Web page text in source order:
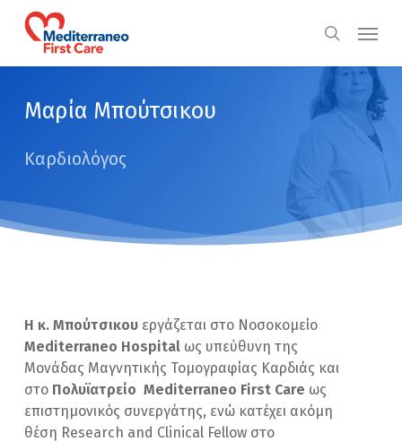
search
Menu
Μαρία Μπούτσικου
Καρδιολόγος
Η κ. Μπούτσικου εργάζεται στο Νοσοκομείο
Mediterraneο Hospital ως υπεύθυνη της
Μονάδας Μαγνητικής Τομογραφίας Καρδιάς και
στο ΠολυϊατρείοMediterraneο First Care ως
επιστημονικός συνεργάτης, ενώ κατέχει ακόμη
θέση Research and Clinical Fellow στο